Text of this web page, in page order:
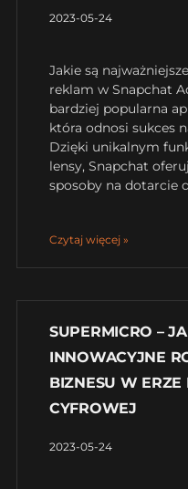
2023-05-24
Jakie są
reklam w Snapchat
bardziej popularna
która odnosi sukces
Dzięki unikalnym
lensy, Snapchat
sposoby na dotarcie
Czytaj więcej »
SUPERMICRO –
INNOWACYJNE
BIZNESU W ERZE
CYFROWEJ
2023-05-24